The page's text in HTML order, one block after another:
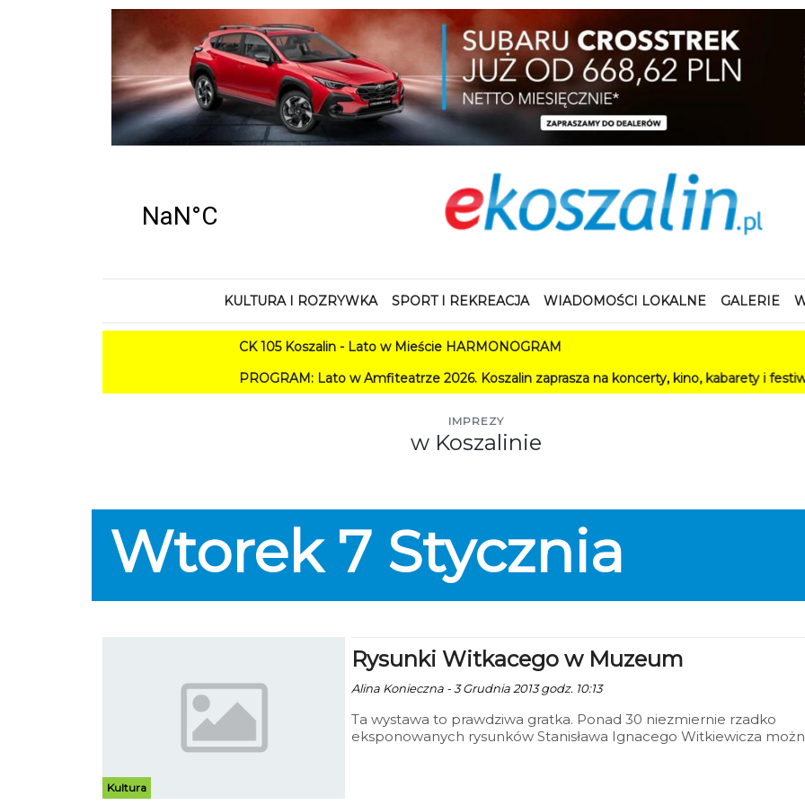
KULTURA I ROZRYWKA SPORT I REKREACJA WIADOMOŚCI LOKALNE GALERIE
CK 105 Koszalin - Lato w Mieście HARMONOGRAM
PROGRAM: Lato w Amfiteatrze 2026. Koszalin zaprasza na koncerty, kino, kabarety i festiwale
IMPREZY
w Koszalinie
Wtorek 7 Stycznia
Kultura
Rysunki Witkacego w Muzeum
Alina Konieczna - 3 Grudnia 2013 godz. 10:13
Ta wystawa to prawdziwa gratka. Ponad 30 niezmiernie rzadko
eksponowanych rysunków Stanisława Ignacego Witkiewicza